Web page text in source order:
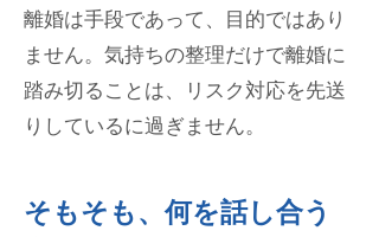
離婚は手段であって、目的ではあり
ません。 気持ちの整理だけで離婚に
踏み切ることは、リスク対応を先送
りしているに過ぎません。
そもそも、何を話し合う